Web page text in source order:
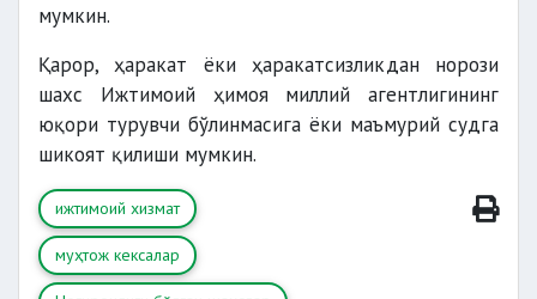
мумкин.
Қарор, ҳаракат ёки ҳаракатсизликдан норози
шахс Ижтимоий ҳимоя миллий агентлигининг
юқори турувчи бўлинмасига ёки маъмурий судга
шикоят қилиши мумкин.
ижтимоий хизмат
муҳтож кексалар